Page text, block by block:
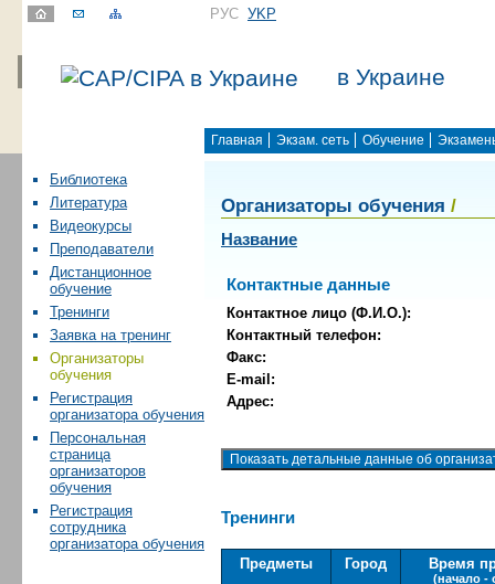
РУС УKР
в Украине
Главная Экзам. сеть Обучение
Библиотека
Литература
Видеокурсы
Преподаватели
Дистанционное
обучение
Тренинги
Заявка на тренинг
Организаторы
обучения
Регистрация
организатора обучения
Персональная
страница
организаторов
обучения
Регистрация
сотрудника
организатора обучения
Организаторы обучения /
Название
Контактные данные
Контактное лицо (Ф.И.О.):
Контактный телефон:
Факс:
E-mail:
Адрес:
Тренинги
Предметы Город Время
(начало -